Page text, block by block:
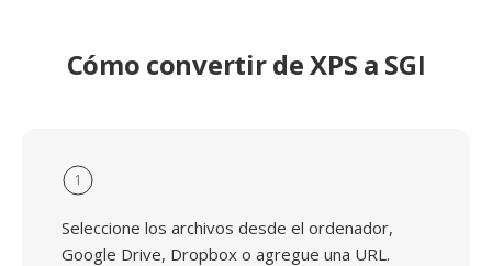
Cómo convertir de XPS a SGI
1
Seleccione los archivos desde el ordenador,
Google Drive, Dropbox o agregue una URL.